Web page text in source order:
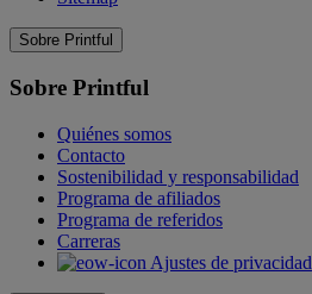
Sobre Printful
Sobre Printful
Quiénes somos
Contacto
Sostenibilidad y responsabilidad
Programa de afiliados
Programa de referidos
Carreras
Ajustes de privacidad